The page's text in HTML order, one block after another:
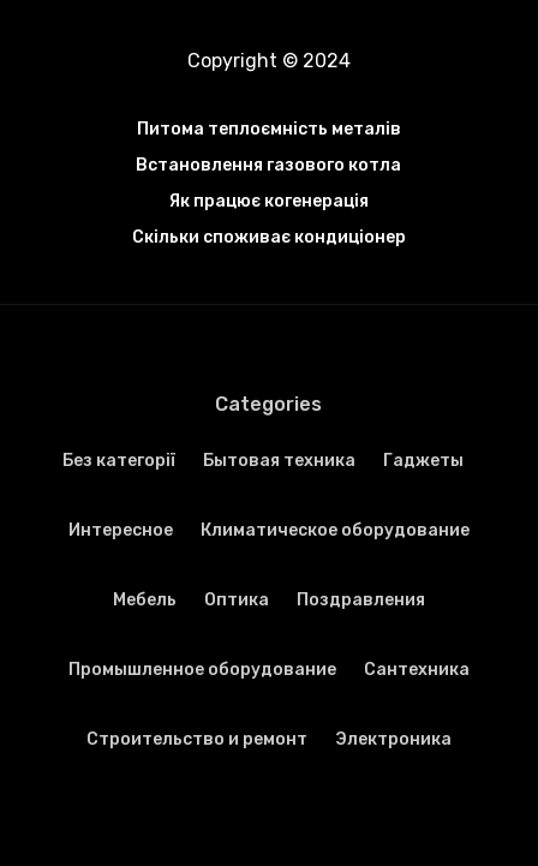
Copyright © 2024
Питома теплоємність металів
Встановлення газового котла
Як працює когенерація
Скільки споживає кондиціонер
Categories
Без категорії Бытовая техника Гаджеты
Интересное Климатическое оборудование
Мебель Оптика Поздравления
Промышленное оборудование Сантехника
Строительство и ремонт Электроника